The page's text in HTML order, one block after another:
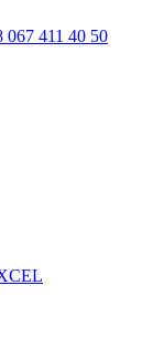
067 411 40 50